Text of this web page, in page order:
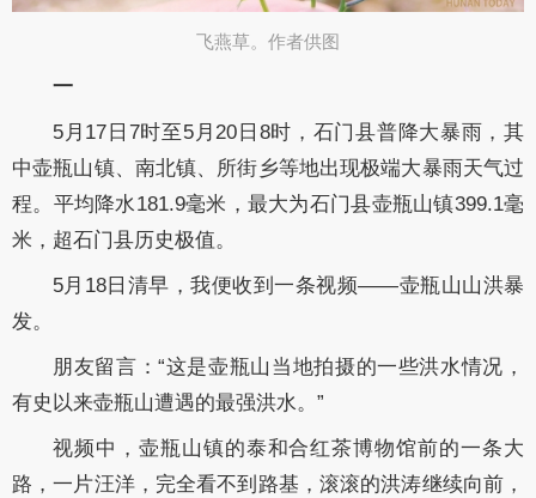
飞燕草。作者供图​
一
5月17日7时至5月20日8时，石门县普降大暴雨，其
中壶瓶山镇、南北镇、所街乡等地出现极端大暴雨天气过
程。平均降水181.9毫米，最大为石门县壶瓶山镇399.1毫
米，超石门县历史极值。
5月18日清早，我便收到一条视频——壶瓶山山洪暴
发。
朋友留言：“这是壶瓶山当地拍摄的一些洪水情况，
有史以来壶瓶山遭遇的最强洪水。”
视频中，壶瓶山镇的泰和合红茶博物馆前的一条大
路，一片汪洋，完全看不到路基，滚滚的洪涛继续向前，